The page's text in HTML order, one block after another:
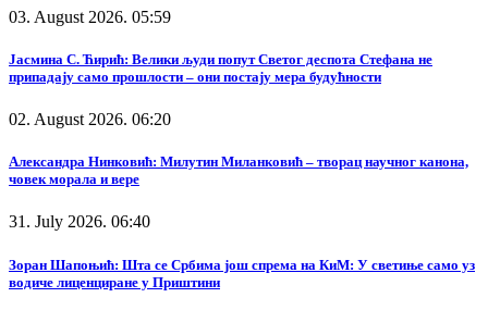
03. August 2026. 05:59
Јасмина С. Ћирић: Велики људи попут Светог деспота Стефана не
припадају само прошлости – они постају мера будућности
02. August 2026. 06:20
Александра Нинковић: Милутин Миланковић – творац научног канона,
човек морала и вере
31. July 2026. 06:40
Зоран Шапоњић: Шта се Србима још спрема на КиМ: У светиње само уз
водиче лиценциране у Приштини